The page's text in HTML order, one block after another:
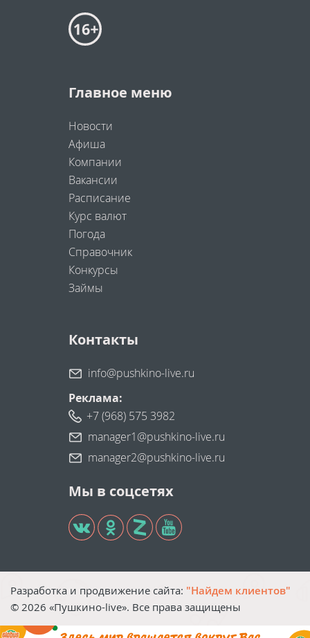
Главное меню
Новости
Афиша
Компании
Вакансии
Расписание
Курс валют
Погода
Справочник
Конкурсы
Займы
Контакты
info@pushkino-live.ru
Реклама:
+7 (968) 575 3982
manager1@pushkino-live.ru
manager2@pushkino-live.ru
Мы в соцсетях
Разработка и продвижение сайта: "Найдем клиентов"
© 2026 «Пушкино-live». Все права защищены